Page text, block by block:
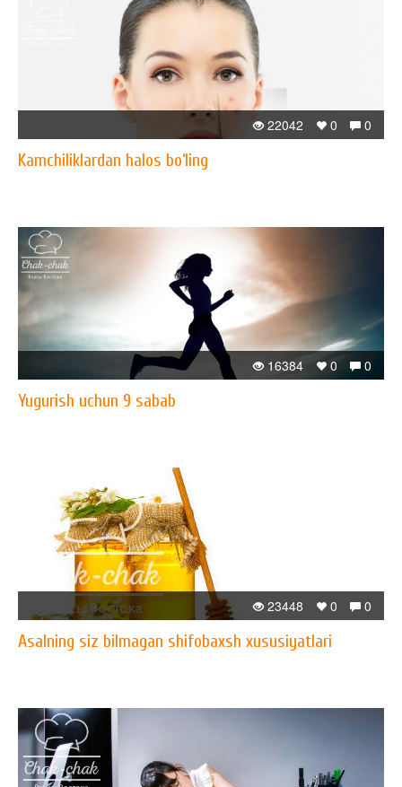
0
0
22042
Kamchiliklardan halos bo‘ling
0
0
16384
Yugurish uchun 9 sabab
0
0
23448
Asalning siz bilmagan shifobaxsh xususiyatlari